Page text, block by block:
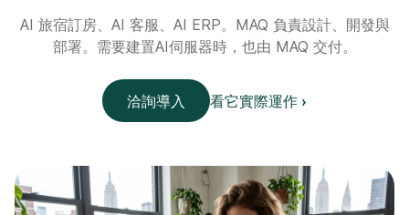
AI 旅宿訂房、AI 客服、AI ERP。MAQ 負責設計、開發與
部署。需要建置AI伺服器時，也由 MAQ 交付。
洽詢導入 看它實際運作 ›
您好，我是 MAQ 組機諮詢小助手。告訴我用
途、預算或想跑的模型，我幫您對照現售機型與